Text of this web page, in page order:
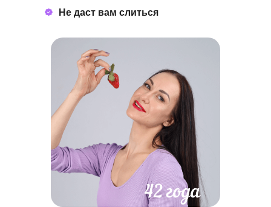
Не даст вам слиться